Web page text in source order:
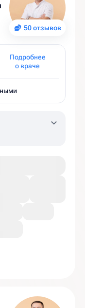
50 отзывов
Подробнее
о враче